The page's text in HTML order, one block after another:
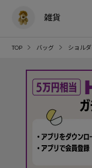
雑貨
TOP バッグ ショル